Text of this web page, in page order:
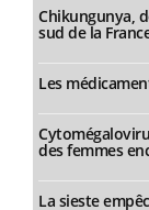
Chikungunya,
sud de la
Les
des femmes
La sieste